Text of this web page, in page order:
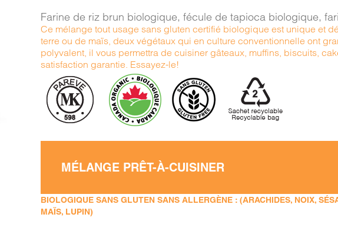
Farine de riz brun biologique, fécule de tapioca biologique,
Ce mélange tout usage sans gluten certifié biologique est unique et
terre ou de maïs, deux végétaux qui en culture conventionnelle ont
polyvalent, il vous permettra de cuisiner gâteaux, muffins, biscuits,
satisfaction garantie. Essayez-le!
MÉLANGE PRÊT-À-CUISINER
BIOLOGIQUE SANS GLUTEN SANS ALLERGÈNE : (ARACHIDES, NOIX,
MAÏS, LUPIN)